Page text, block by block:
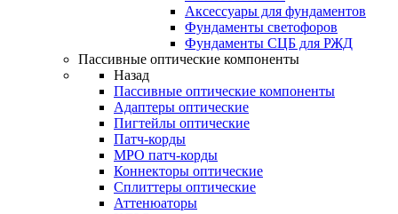
Аксессуары для фундаментов
Фундаменты светофоров
Фундаменты СЦБ для РЖД
Пассивные оптические компоненты
Назад
Пассивные оптические компоненты
Адаптеры оптические
Пигтейлы оптические
Патч-корды
MPO патч-корды
Коннекторы оптические
Сплиттеры оптические
Аттенюаторы